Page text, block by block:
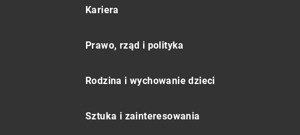
Kariera
Prawo, rząd i polityka
Rodzina i wychowanie dzieci
Sztuka i zainteresowania